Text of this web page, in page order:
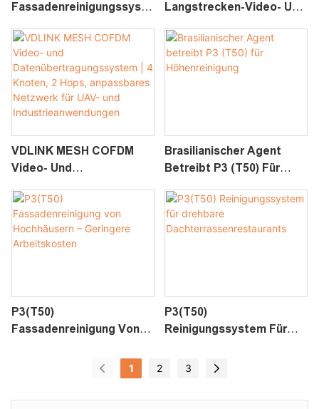
Fassadenreinigungssyste
Arbeit
Langstrecken-Video- Und
M | Störfeste Drahtlose
Datenverbindung Für
UAV- Und
VDLINK MESH COFDM
Video- Und
M | 4 Knoten, 2 Hops,
Anpassbares Netzwerk
Für UAV- Und
Brasilianischer Agent
Betreibt P3 (T50) Für
P3(T50)
Fassadenreinigung Von
P3(T50)
Reinigungssystem Für
Dachterrassenrestaurant
1 2 3